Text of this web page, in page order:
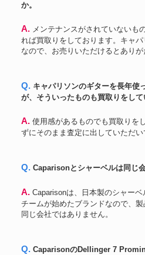
か。
A. メンテナンスがされていないものでも、演奏できる状態であ
れば買取りをしております。キャ
なので、お売りいただけるとありが
Q. キャパリソンのギターを長年使っていて使用感があるのです
が、そういったものも買取りをして
A. 使用感があるものでも買取りをしております。清掃などされ
ずにそのまま査定に出していただい
Q. Caparisonとシャーベルは同じ
A. Caparisonは、日本製のシャーベル/ジャクソンを作っていた
チームが始めたブランドなので、製
同じ会社ではありません。
Q. CaparisonのDellinger 7 Prominenceという7弦ギターがあ